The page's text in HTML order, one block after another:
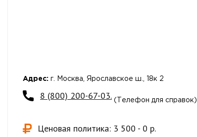
Адрес: г. Москва, Ярославское ш., 18к 2
8 (800) 200-67-03. (Телефон для справок)
Ценовая политика: 3 500 - 0 р.